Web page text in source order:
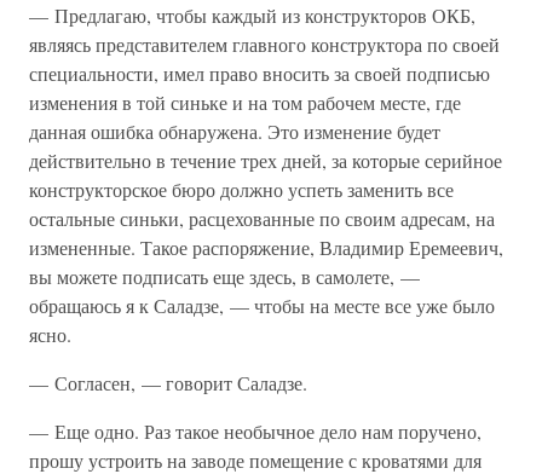
— Предлагаю, чтобы каждый из конструкторов ОКБ,
являясь представителем главного конструктора по своей
специальности, имел право вносить за своей подписью
изменения в той синьке и на том рабочем месте, где
данная ошибка обнаружена. Это изменение будет
действительно в течение трех дней, за которые серийное
конструкторское бюро должно успеть заменить все
остальные синьки, расцехованные по своим адресам, на
измененные. Такое распоряжение, Владимир Еремеевич,
вы можете подписать еще здесь, в самолете, —
обращаюсь я к Саладзе, — чтобы на месте все уже было
ясно.
— Согласен, — говорит Саладзе.
— Еще одно. Раз такое необычное дело нам поручено,
прошу устроить на заводе помещение с кроватями для